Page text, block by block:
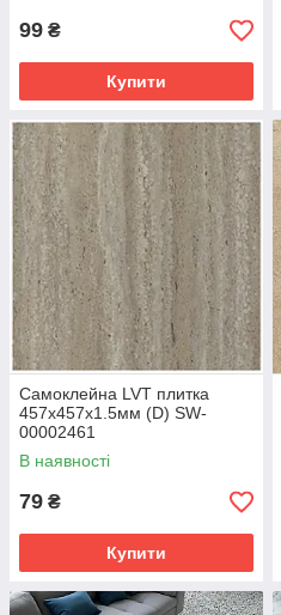
99 ₴
Купити
Самоклейна LVT плитка
457х457х1.5мм (D) SW-
00002461
В наявності
79 ₴
Купити